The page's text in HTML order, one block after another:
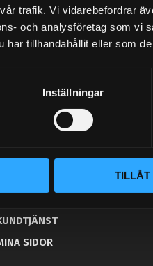
trafik. Vi vidarebefordrar
och analysföretag som vi
har tillhandahållit eller som
Inställningar
TILLÅT
SIDOR